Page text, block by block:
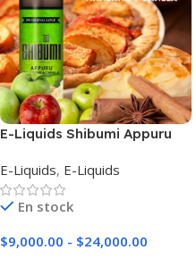
E-Liquids Shibumi Appuru
E-Liquids, E-Liquids
En stock
$9,000.00 - $24,000.00